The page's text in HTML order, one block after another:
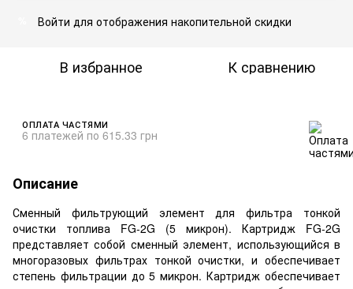
Войти для отображения накопительной скидки
В избранное К сравнению
ОПЛАТА ЧАСТЯМИ
6 платежей по 615.33 грн
Описание
Сменный фильтрующий элемент для фильтра тонкой
очистки топлива FG-2G (5 микрон). Картридж FG-2G
представляет собой сменный элемент, использующийся в
многоразовых фильтрах тонкой очистки, и обеспечивает
степень фильтрации до 5 микрон. Картридж обеспечивает